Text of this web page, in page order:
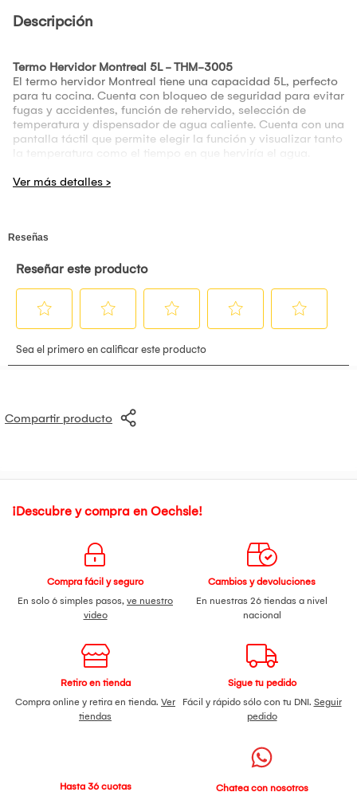
Descripción
Termo Hervidor Montreal 5L - THM-3005
El termo hervidor Montreal tiene una capacidad 5L, perfecto
para tu cocina. Cuenta con bloqueo de seguridad para evitar
fugas y accidentes, función de rehervido, selección de
temperatura y dispensador de agua caliente. Cuenta con una
pantalla táctil que permite elegir la función y visualizar tanto
la temperatura como el tiempo en que herviría el agua.
Compartir producto
¡Descubre y compra en Oechsle!
Compra fácil y seguro
En solo 6 simples pasos, ve nuestro
video
Cambios y devoluciones
En nuestras 26 tiendas a nivel
nacional
Retiro en tienda
Compra online y retira en tienda. Ver
tiendas
Sigue tu pedido
Fácil y rápido sólo con tu DNI. Seguir
pedido
Hasta 36 cuotas
Chatea con nosotros